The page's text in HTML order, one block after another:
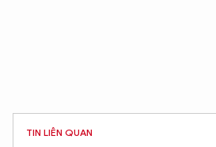
TIN LIÊN QUAN